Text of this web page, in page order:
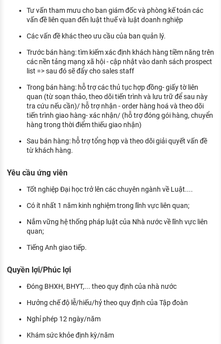
XÂY DỰNG VÀ PHÁT TRIỂN ĐỘI NGŨ
NHÂN SỰ
TUYỂN DỤNG VIỆC LÀM
Tư vấn tham mưu cho ban giám đốc và phòng kế toán các
vấn đề liên quan đến luật thuế và luật doanh nghiệp
Các vấn đề khác theo ưu cầu của ban quản lý.
Trước bán hàng: tìm kiếm xác định khách hàng tiềm năng trên
các nền tảng mạng xã hội - cập nhật vào danh sách prospect
list => sau đó sẽ đẩy cho sales staff
Trong bán hàng: hỗ trợ các thủ tục hợp đồng- giấy tờ liên
quan (từ soạn thảo, theo dõi tiến trình và lưu trữ để sau này
tra cứu nếu cần)/ hỗ trợ nhận - order hàng hoá và theo dõi
tiến trình giao hàng- xác nhận/ (hỗ trợ đóng gói hàng, chuyển
hàng trong thời điểm thiếu giao nhận)
Sau bán hàng: hỗ trợ tổng hợp và theo dõi giải quyết vấn đề
từ khách hàng.
Yêu cầu ứng viên
Tốt nghiệp Đại học trở lên các chuyên ngành về Luật....
Có ít nhất 1 năm kinh nghiệm trong lĩnh vực liên quan;
Nắm vững hệ thống pháp luật của Nhà nước về lĩnh vực liên
quan;
Tiếng Anh giao tiếp.
Quyền lợi/Phúc lợi
Đóng BHXH, BHYT,... theo quy định của nhà nước
Hưởng chế độ lễ/hiếu/hỷ theo quy định của Tập đoàn
Nghỉ phép 12 ngày/năm
Khám sức khỏe định kỳ/năm